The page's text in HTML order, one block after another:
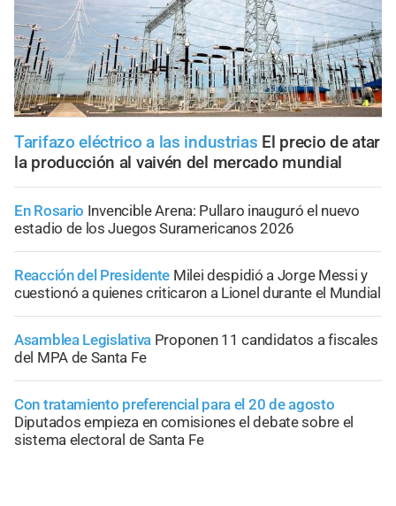
Tarifazo eléctrico a las industrias El precio de atar
la producción al vaivén del mercado mundial
En Rosario Invencible Arena: Pullaro inauguró el nuevo
estadio de los Juegos Suramericanos 2026
Reacción del Presidente Milei despidió a Jorge Messi y
cuestionó a quienes criticaron a Lionel durante el Mundial
Asamblea Legislativa Proponen 11 candidatos a fiscales
del MPA de Santa Fe
Con tratamiento preferencial para el 20 de agosto
Diputados empieza en comisiones el debate sobre el
sistema electoral de Santa Fe